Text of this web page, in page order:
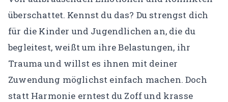
überschattet. Kennst du das? Du strengst dich
für die Kinder und Jugendlichen an, die du
begleitest, weißt um ihre Belastungen, ihr
Trauma und willst es ihnen mit deiner
Zuwendung möglichst einfach machen. Doch
statt Harmonie erntest du Zoff und krasse